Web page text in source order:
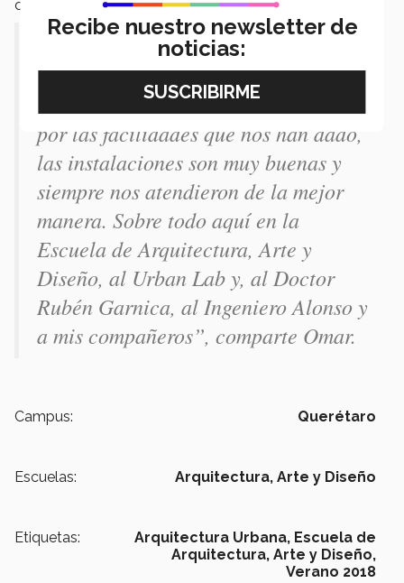
casos de la vida real.
“Quiero agradecer a la Institución
por las facilidades que nos han dado,
las instalaciones son muy buenas y
siempre nos atendieron de la mejor
manera. Sobre todo aquí en la
Escuela de Arquitectura, Arte y
Diseño, al Urban Lab y, al Doctor
Rubén Garnica, al Ingeniero Alonso y
a mis compañeros”, comparte Omar.
Campus: Querétaro
Escuelas: Arquitectura, Arte y Diseño
Etiquetas: Arquitectura Urbana, Escuela de
Arquitectura, Arte y Diseño,
Verano 2018
Recibe nuestro newsletter de
noticias: